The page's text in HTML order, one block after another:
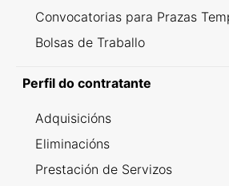
Convocatorias para Prazas
Bolsas de Traballo
Perfil do contratante
Adquisicións
Eliminacións
Prestación de Servizos